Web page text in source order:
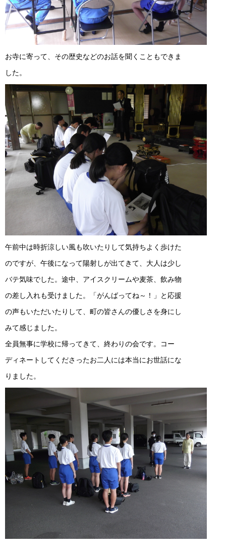
お寺に寄って、その歴史などのお話を聞くこともできま
した。
午前中は時折涼しい風も吹いたりして気持ちよく歩けた
のですが、午後になって陽射しが出てきて、大人は少し
バテ気味でした。途中、アイスクリームや麦茶、飲み物
の差し入れも受けました。「がんばってね～！」と応援
の声もいただいたりして、町の皆さんの優しさを身にし
みて感じました。
全員無事に学校に帰ってきて、終わりの会です。コー
ディネートしてくださったお二人には本当にお世話にな
りました。